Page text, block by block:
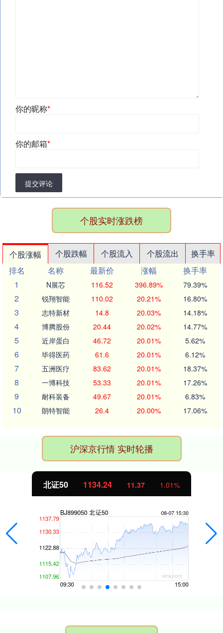
你的昵称*
你的邮箱*
提交评论
个股实时涨跌榜
个股涨幅 个股跌幅 个股流入 个股流出
换手率
排名
名称 最新价 涨幅
换手率
1
N展芯 116.52 396.89% 79.39%
2 锐翔智能 110.02 20.21% 16.80%
3 志特新材 14.8 20.03% 14.18%
4 博腾股份 20.44 20.02% 14.77%
5 近岸蛋白 46.72 20.01% 5.62%
6 毕得医药 61.6 20.01% 6.12%
7 五洲医疗 83.62 20.01% 18.37%
8 一博科技 53.33 20.01% 17.26%
9 耐科装备 49.67 20.01% 6.83%
10 朗特智能 26.4 20.00% 17.06%
沪深京行情 实时轮播
北证50 1134.24 11.37 1.01%